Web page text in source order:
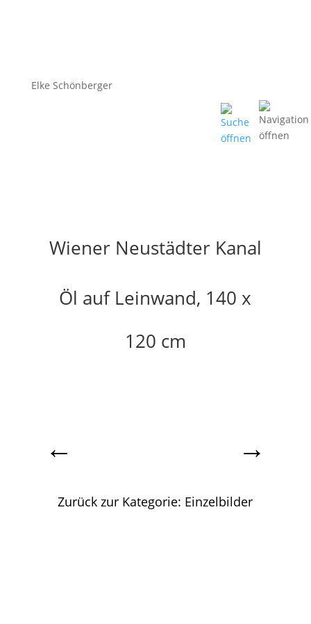
Elke Schönberger
Wiener Neustädter Kanal
Öl auf Leinwand, 140 x
120 cm
← →
Zurück zur Kategorie: Einzelbilder